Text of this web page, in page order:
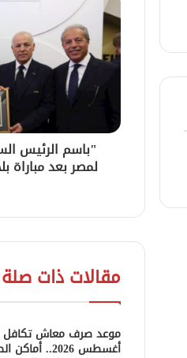
"باسم الرئيس
لمصر بعد مباراة
مقالات ذات صلة
موعد صرف معاش تكافل
أغسطس 2026..